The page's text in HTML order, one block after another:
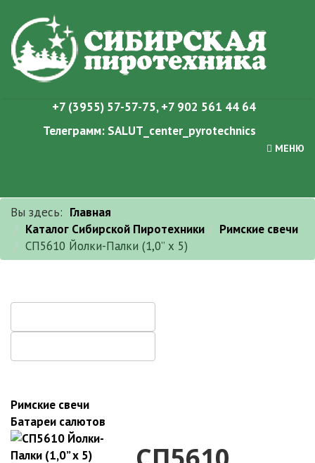
МЕНЮ
+7 (3955) 57-57-75,+7 902 561 44 64
Телеграмм: SALUT_center_pyrotechnics
Вы здесь: Главная
Каталог Сибирской Пиротехники
Римские свечи
СП5610 Йолки-Палки (1,0” х 5)
Римские свечи
Батареи салютов